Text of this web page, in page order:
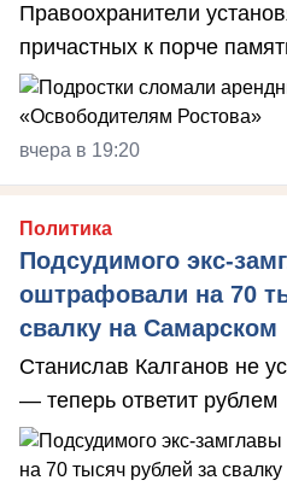
Правоохранители
причастных к порче
вчера в 19:20
Политика
Подсудимого экс-
оштрафовали на 70
свалку на Самарском
Станислав Калганов не
— теперь ответит рублем